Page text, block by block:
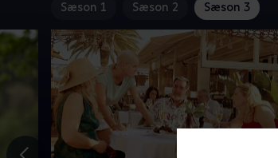
Sæson 1 Sæson 2 Sæson 3